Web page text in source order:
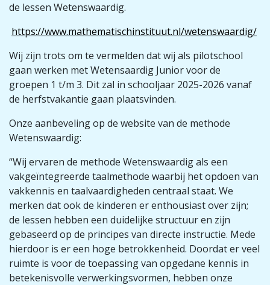
de lessen Wetenswaardig.
https://www.mathematischinstituut.nl/wetenswaardig/
Wij zijn trots om te vermelden dat wij als pilotschool
gaan werken met Wetensaardig Junior voor de
groepen 1 t/m 3. Dit zal in schooljaar 2025-2026 vanaf
de herfstvakantie gaan plaatsvinden.
Onze aanbeveling op de website van de methode
Wetenswaardig:
“Wij ervaren de methode Wetenswaardig als een
vakgeïntegreerde taalmethode waarbij het opdoen van
vakkennis en taalvaardigheden centraal staat. We
merken dat ook de kinderen er enthousiast over zijn;
de lessen hebben een duidelijke structuur en zijn
gebaseerd op de principes van directe instructie. Mede
hierdoor is er een hoge betrokkenheid. Doordat er veel
ruimte is voor de toepassing van opgedane kennis in
betekenisvolle verwerkingsvormen, hebben onze